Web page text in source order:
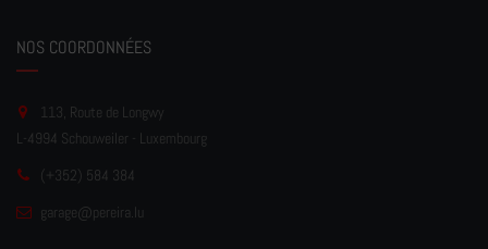
NOS COORDONNÉES
113, Route de Longwy
L-4994 Schouweiler - Luxembourg
(+352) 584 384
garage@pereira.lu